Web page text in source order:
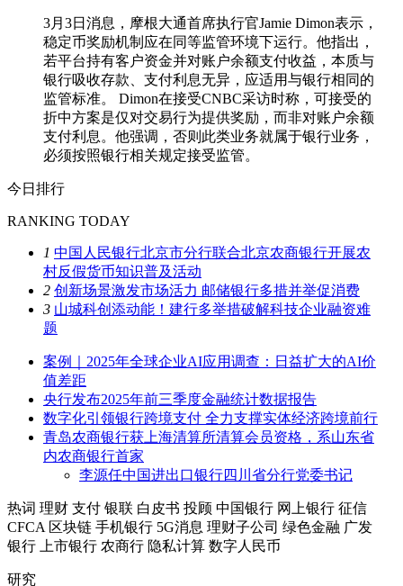
3月3日消息，摩根大通首席执行官Jamie Dimon表示，
稳定币奖励机制应在同等监管环境下运行。他指出，
若平台持有客户资金并对账户余额支付收益，本质与
银行吸收存款、支付利息无异，应适用与银行相同的
监管标准。 Dimon在接受CNBC采访时称，可接受的
折中方案是仅对交易行为提供奖励，而非对账户余额
支付利息。他强调，否则此类业务就属于银行业务，
必须按照银行相关规定接受监管。
今日排行
RANKING TODAY
1 中国人民银行北京市分行联合北京农商银行开展农
村反假货币知识普及活动
2 创新场景激发市场活力 邮储银行多措并举促消费
3 山城科创添动能！建行多举措破解科技企业融资难
题
案例｜2025年全球企业AI应用调查：日益扩大的AI价
值差距
央行发布2025年前三季度金融统计数据报告
数字化引领银行跨境支付 全力支撑实体经济跨境前行
青岛农商银行获上海清算所清算会员资格，系山东省
内农商银行首家
李源任中国进出口银行四川省分行党委书记
热词 理财 支付 银联 白皮书 投顾 中国银行 网上银行 征信
CFCA 区块链 手机银行 5G消息 理财子公司 绿色金融 广发
银行
上市银行 农商行 隐私计算 数字人民币
研究